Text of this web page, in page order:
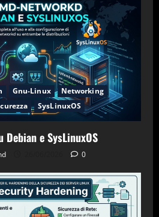
Gnu-Linux
Networking
SysLinuxOS
e SysLinuxOS
0